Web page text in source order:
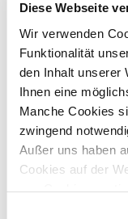
Diese Webseite
Wir verwenden
Funktionalität
den Inhalt unserer
Ihnen eine
Manche Cookies
zwingend
Außer uns haben
Cookies auf der